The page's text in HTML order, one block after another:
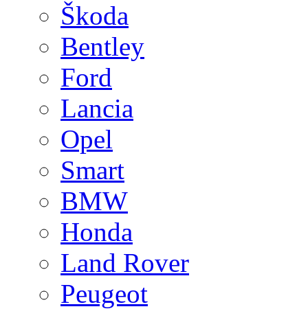
Škoda
Bentley
Ford
Lancia
Opel
Smart
BMW
Honda
Land Rover
Peugeot